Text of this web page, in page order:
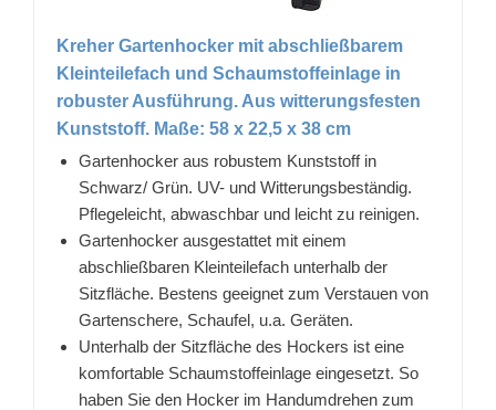
Kreher Gartenhocker mit abschließbarem
Kleinteilefach und Schaumstoffeinlage in
robuster Ausführung. Aus witterungsfesten
Kunststoff. Maße: 58 x 22,5 x 38 cm
Gartenhocker aus robustem Kunststoff in
Schwarz/ Grün. UV- und Witterungsbeständig.
Pflegeleicht, abwaschbar und leicht zu reinigen.
Gartenhocker ausgestattet mit einem
abschließbaren Kleinteilefach unterhalb der
Sitzfläche. Bestens geeignet zum Verstauen von
Gartenschere, Schaufel, u.a. Geräten.
Unterhalb der Sitzfläche des Hockers ist eine
komfortable Schaumstoffeinlage eingesetzt. So
haben Sie den Hocker im Handumdrehen zum